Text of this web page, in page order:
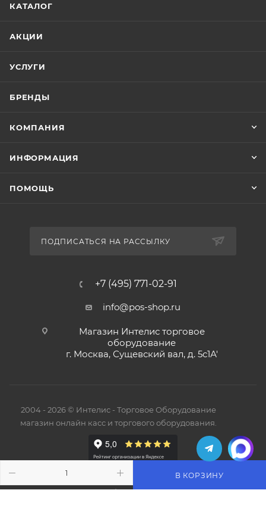
В КОРЗИНУ
КАТАЛОГ
АКЦИИ
УСЛУГИ
БРЕНДЫ
КОМПАНИЯ
ИНФОРМАЦИЯ
ПОМОЩЬ
ПОДПИСАТЬСЯ НА РАССЫЛКУ
+7 (495) 771-02-91
info@pos-shop.ru
Магазин Интелис торговое
оборудование
г. Москва, Сущевский вал, д. 5с1А'
2004 - 2026 © Интелис - Торговое Оборудование
магазин онлайн касс и торгового оборудования.